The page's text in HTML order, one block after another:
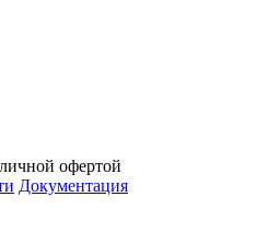
офертой
Документация